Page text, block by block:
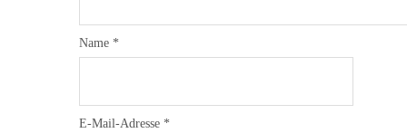
Name *
E-Mail-Adresse *